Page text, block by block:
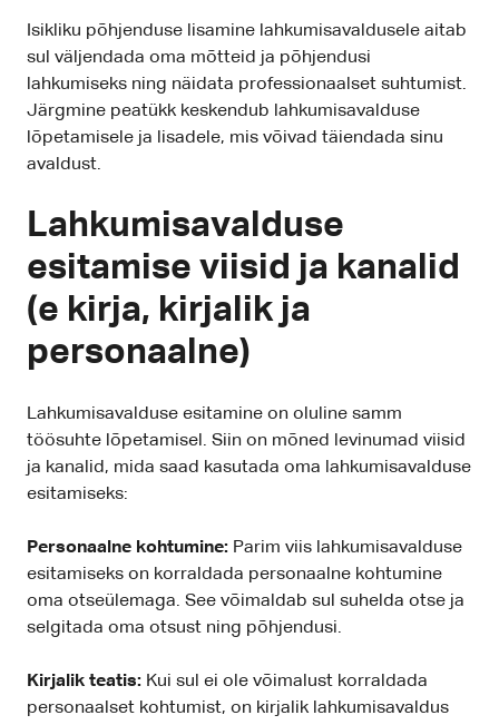
Isikliku põhjenduse lisamine lahkumisavaldusele aitab
sul väljendada oma mõtteid ja põhjendusi
lahkumiseks ning näidata professionaalset suhtumist.
Järgmine peatükk keskendub lahkumisavalduse
lõpetamisele ja lisadele, mis võivad täiendada sinu
avaldust.
Lahkumisavalduse
esitamise viisid ja kanalid
(e kirja, kirjalik ja
personaalne)
Lahkumisavalduse esitamine on oluline samm
töösuhte lõpetamisel. Siin on mõned levinumad viisid
ja kanalid, mida saad kasutada oma lahkumisavalduse
esitamiseks:
Personaalne kohtumine: Parim viis lahkumisavalduse
esitamiseks on korraldada personaalne kohtumine
oma otseülemaga. See võimaldab sul suhelda otse ja
selgitada oma otsust ning põhjendusi.
Kirjalik teatis: Kui sul ei ole võimalust korraldada
personaalset kohtumist, on kirjalik lahkumisavaldus